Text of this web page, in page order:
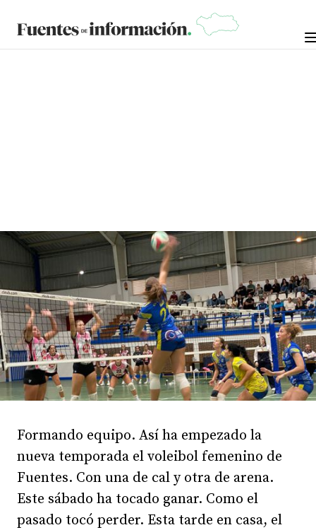
Formando equipo. Así ha empezado la
nueva temporada el voleibol femenino de
Fuentes. Con una de cal y otra de arena.
Este sábado ha tocado ganar. Como el
pasado tocó perder. Esta tarde en casa, el